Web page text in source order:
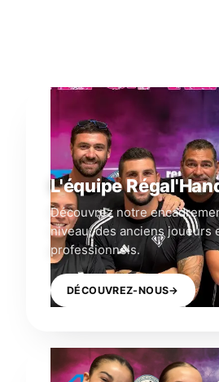
L'équipe
Découvrez notre
niveau, des anciens joueurs
professionnels.
DÉCOUVREZ-NOUS→